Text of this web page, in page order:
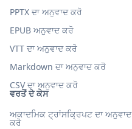
ਵਰਤੋਂ ਦੇ ਕੇਸ
ਅਕਾਦਮਿਕ ਟ੍ਰਾਂਸਕ੍ਰਿਪਟ ਦਾ ਅਨੁਵਾਦ
ਕਰੋ
PPTX ਦਾ ਅਨੁਵਾਦ ਕਰੋ
EPUB ਅਨੁਵਾਦ ਕਰੋ
VTT ਦਾ ਅਨੁਵਾਦ ਕਰੋ
Markdown ਦਾ ਅਨੁਵਾਦ ਕਰੋ
CSV ਦਾ ਅਨੁਵਾਦ ਕਰੋ